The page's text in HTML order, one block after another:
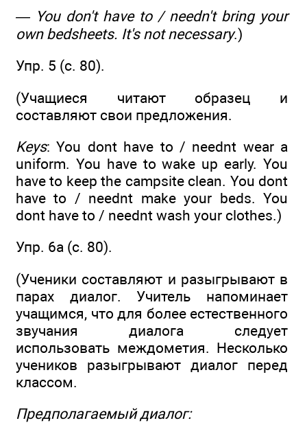
— You don't have to / needn't bring your
own bedsheets. It's not necessary.)
Упр. 5 (c. 80).
(Учащиеся читают образец и
составляют свои предложения.
Keys: You dont have to / neednt wear a
uniform. You have to wake up early. You
have to keep the campsite clean. You dont
have to / neednt make your beds. You
dont have to / neednt wash your clothes.)
Упр. 6a (c. 80).
(Ученики составляют и разыгрывают в
парах диалог. Учитель напоминает
учащимся, что для более естественного
звучания диалога следует
использовать междометия. Несколько
учеников разыгрывают диалог перед
классом.
Предполагаемый диалог: